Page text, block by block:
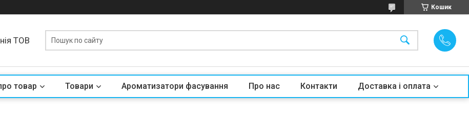
Кошик
ТОВ
товар Товари Ароматизатори фасування Про нас Контакти Доставка і оплата